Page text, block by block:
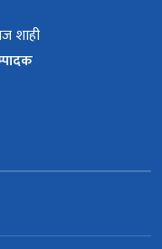
शाही